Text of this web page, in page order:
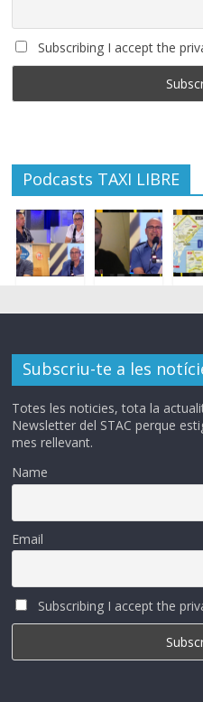
Subscribing I accept the
Podcasts TAXI LIBRE
Subscriu-te a les
Totes les noticies, tota la
Newsletter del STAC perque
mes rellevant.
Name
Email
Subscribing I accept the